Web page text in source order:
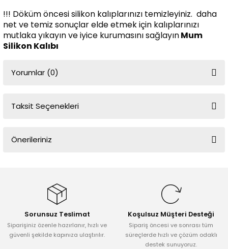
!!! Döküm öncesi silikon kalıplarınızı temizleyiniz. daha
net ve temiz sonuçlar elde etmek için kalıplarınızı
mutlaka yıkayın ve iyice kurumasını sağlayınMum
Silikon Kalıbı
Yorumlar (0)
Taksit Seçenekleri
Önerileriniz
tarafımıza iletebilirsiniz.
Görüş ve önerileriniz için teşekkür ederiz.
Ürün resmi kalitesiz, bozuk veya görüntülenemiyor.
Ürün açıklamasında eksik bilgiler bulunuyor.
Sorunsuz Teslimat
Siparişiniz özenle hazırlanır, hızlı ve
güvenli şekilde kapınıza ulaştırılır.
Koşulsuz Müşteri Desteği
Sipariş öncesi ve sonrası tüm
süreçlerde hızlı ve çözüm odaklı
destek sunuyoruz.